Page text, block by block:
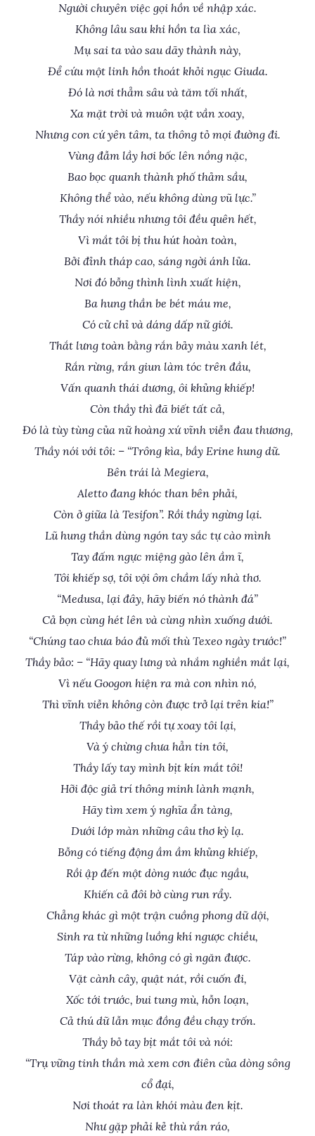
Người chuyên việc gọi hồn về nhập xác.
Không lâu sau khi hồn ta lìa xác,
Mụ sai ta vào sau dãy thành này,
Để cứu một linh hồn thoát khỏi ngục Giuda.
Đó là nơi thẳm sâu và tăm tối nhất,
Xa mặt trời và muôn vật vần xoay,
Nhưng con cứ yên tâm, ta thông tỏ mọi đường đi.
Vùng đẫm lầy hơi bốc lên nồng nặc,
Bao bọc quanh thành phố thảm sầu,
Không thể vào, nếu không dùng vũ lực.”
Thầy nói nhiều nhưng tôi đều quên hết,
Vì mắt tôi bị thu hút hoàn toàn,
Bởi đỉnh tháp cao, sáng ngời ánh lửa.
Nơi đó bỗng thình lình xuất hiện,
Ba hung thần be bét máu me,
Có cử chỉ và dáng dấp nữ giới.
Thắt lưng toàn bằng rắn bảy màu xanh lét,
Rắn rừng, rắn giun làm tóc trên đầu,
Vấn quanh thái dương, ôi khủng khiếp!
Còn thầy thì đã biết tất cả,
Đó là tùy tùng của nữ hoàng xứ vĩnh viễn đau thương,
Thầy nói với tôi: – “Trông kìa, bầy Erine hung dữ.
Bên trái là Megiera,
Aletto đang khóc than bên phải,
Còn ở giữa là Tesifon”. Rồi thầy ngừng lại.
Lũ hung thần dùng ngón tay sắc tự cào mình
Tay đấm ngực miệng gào lên ầm ĩ,
Tôi khiếp sợ, tôi vội ôm chầm lấy nhà thơ.
“Medusa, lại đây, hãy biến nó thành đá”
Cả bọn cùng hét lên và cùng nhìn xuống dưới.
“Chúng tao chưa báo đủ mối thù Texeo ngày trước!”
Thầy bảo: – “Hãy quay lưng và nhắm nghiền mắt lại,
Vì nếu Googon hiện ra mà con nhìn nó,
Thì vĩnh viễn không còn được trở lại trên kia!”
Thầy bảo thế rồi tự xoay tôi lại,
Và ý chừng chưa hẳn tin tôi,
Thầy lấy tay mình bịt kín mắt tôi!
Hỡi độc giả trí thông minh lành mạnh,
Hãy tìm xem ý nghĩa ẩn tàng,
Dưới lớp màn những câu thơ kỳ lạ.
Bỗng có tiếng động ầm ầm khủng khiếp,
Rồi ập đến một dòng nước đục ngầu,
Khiến cả đôi bờ cùng run rẩy.
Chẳng khác gì một trận cuồng phong dữ dội,
Sinh ra từ những luồng khí ngược chiều,
Táp vào rừng, không có gì ngăn được.
Vặt cành cây, quật nát, rồi cuốn đi,
Xốc tới trước, bui tung mù, hỗn loạn,
Cả thú dữ lẫn mục đồng đều chạy trốn.
Thầy bỏ tay bịt mắt tôi và nói:
“Trụ vững tinh thần mà xem cơn điên của dòng sông
cổ đại,
Nơi thoát ra làn khói màu đen kịt.
Như gặp phải kẻ thù rắn ráo,